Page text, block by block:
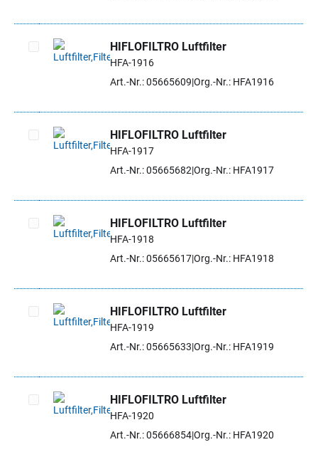
Artikel auswählen
HIFLOFILTRO Luftfilter
HFA-1916
Art.-Nr.: 05665609 Org.-Nr.: HFA1916
Artikel auswählen
HIFLOFILTRO Luftfilter
HFA-1917
Art.-Nr.: 05665682 Org.-Nr.: HFA1917
Artikel auswählen
HIFLOFILTRO Luftfilter
HFA-1918
Art.-Nr.: 05665617Org.-Nr.: HFA1918
Artikel auswählen
HIFLOFILTRO Luftfilter
HFA-1919
Art.-Nr.: 05665633 Org.-Nr.: HFA1919
Artikel auswählen
HIFLOFILTRO Luftfilter
HFA-1920
Art.-Nr.: 05666854Org.-Nr.: HFA1920